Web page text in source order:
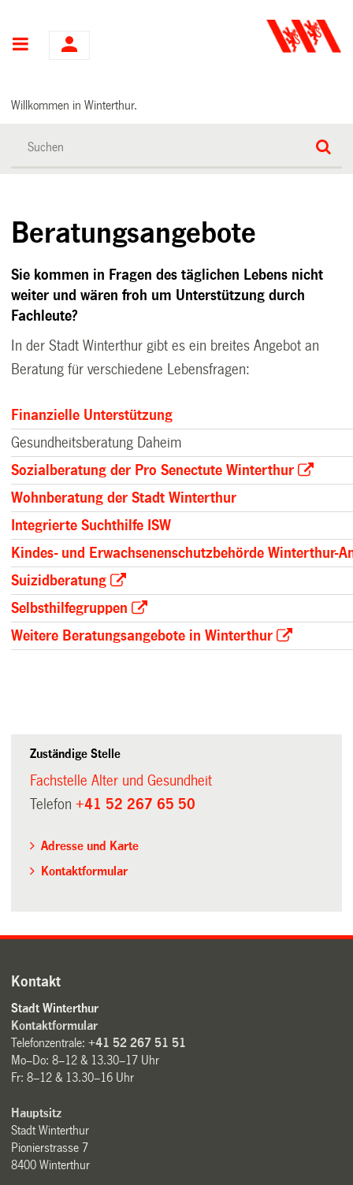
Hauptnavigation
Willkommen in Winterthur.
Beratungsangebote
Sie kommen in Fragen des täglichen Lebens nicht
weiter und wären froh um Unterstützung durch
Fachleute?
In der Stadt Winterthur gibt es ein breites Angebot an
Beratung für verschiedene Lebensfragen:
Finanzielle Unterstützung
Gesundheitsberatung Daheim
Sozialberatung der Pro Senectute Winterthur
Wohnberatung der Stadt Winterthur
Integrierte Suchthilfe ISW
Kindes- und Erwachsenenschutzbehörde Winterthur-
Suizidberatung
Selbsthilfegruppen
Weitere Beratungsangebote in Winterthur
Zuständige Stelle
Fachstelle Alter und Gesundheit
Telefon+41 52 267 65 50
Adresse und Karte
Kontaktformular
Kontakt
Stadt Winterthur
Kontaktformular
Telefonzentrale:+41 52 267 51 51
Mo–Do: 8–12 & 13.30–17 Uhr
Fr: 8–12 & 13.30–16 Uhr
Hauptsitz
Stadt Winterthur
Pionierstrasse 7
8400 Winterthur